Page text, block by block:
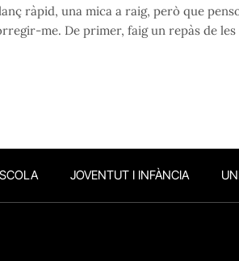
ràpid, una mica a raig, però que
me. De primer, faig un repàs de
JOVENTUT I INFÀNCIA